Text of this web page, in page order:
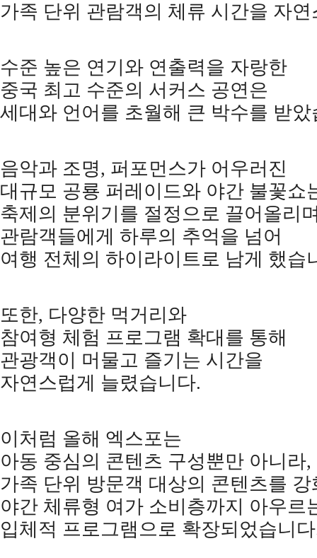
가족 단위 관람객의 체류 시간을 자
수준 높은 연기와 연출력을 자랑한
중국 최고 수준의 서커스 공연은
세대와 언어를 초월해 큰 박수를 받았
음악과 조명, 퍼포먼스가 어우러진
대규모 공룡 퍼레이드와 야간 불꽃쇼
축제의 분위기를 절정으로 끌어올리
관람객들에게 하루의 추억을 넘어
여행 전체의 하이라이트로 남게 했습
또한, 다양한 먹거리와
참여형 체험 프로그램 확대를 통해
관광객이 머물고 즐기는 시간을
자연스럽게 늘렸습니다.
이처럼 올해 엑스포는
아동 중심의 콘텐츠 구성뿐만 아니라,
가족 단위 방문객 대상의 콘텐츠를 강
야간 체류형 여가 소비층까지 아우르
입체적 프로그램으로 확장되었습니다